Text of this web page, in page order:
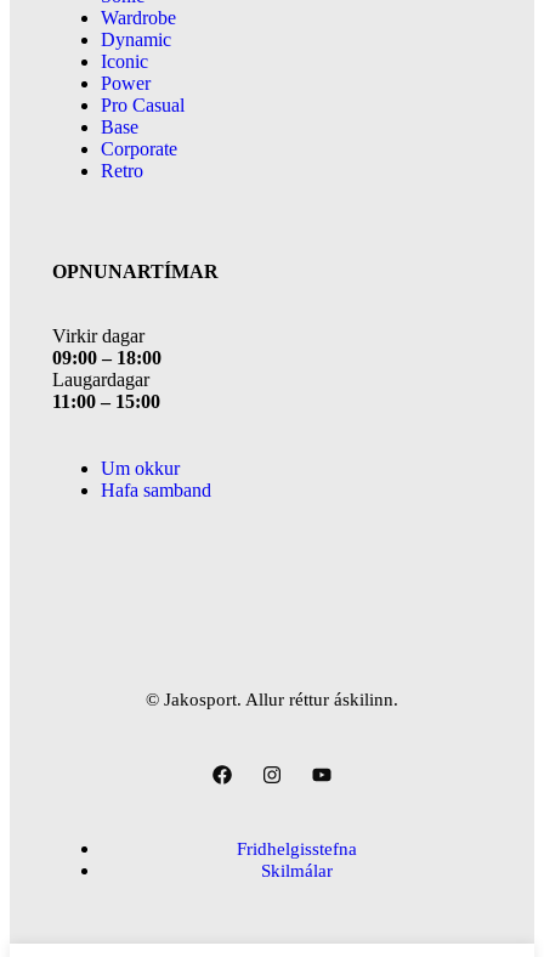
Wardrobe
Dynamic
Iconic
Power
Pro Casual
Base
Corporate
Retro
OPNUNARTÍMAR
Virkir dagar
09:00 – 18:00
Laugardagar
11:00 – 15:00
Um okkur
Hafa samband
© Jakosport. Allur réttur áskilinn.
Fridhelgisstefna
Skilmálar